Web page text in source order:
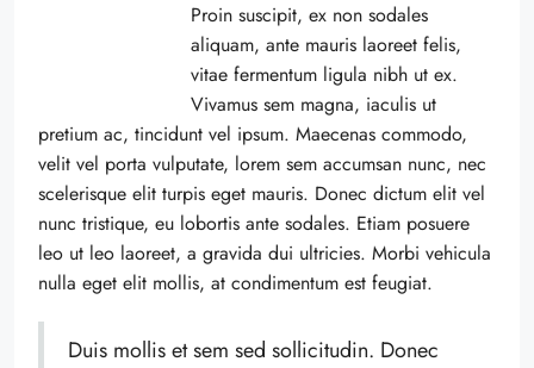
Proin suscipit, ex non sodales
aliquam, ante mauris laoreet felis,
vitae fermentum ligula nibh ut ex.
Vivamus sem magna, iaculis ut
pretium ac, tincidunt vel ipsum. Maecenas commodo,
velit vel porta vulputate, lorem sem accumsan nunc, nec
scelerisque elit turpis eget mauris. Donec dictum elit vel
nunc tristique, eu lobortis ante sodales. Etiam posuere
leo ut leo laoreet, a gravida dui ultricies. Morbi vehicula
nulla eget elit mollis, at condimentum est feugiat.
Duis mollis et sem sed sollicitudin. Donec